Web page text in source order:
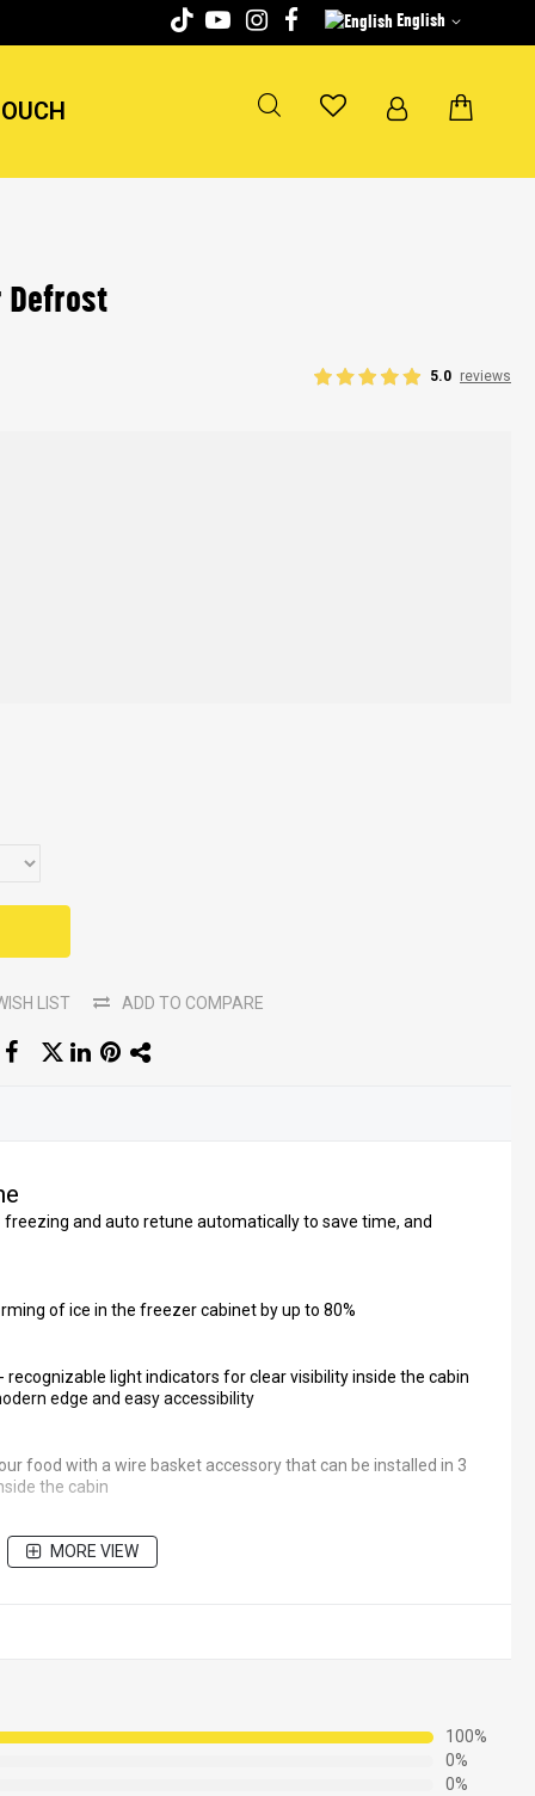
English
Defrost
5.0 reviews
LIST ADD TO COMPARE
and auto retune automatically to save time, and
of ice in the freezer cabinet by up to 80%
light indicators for clear visibility inside the cabin
edge and easy accessibility
food with a wire basket accessory that can be installed in 3
the cabin
life lighting performance
MORE VIEW
100%
0%
0%